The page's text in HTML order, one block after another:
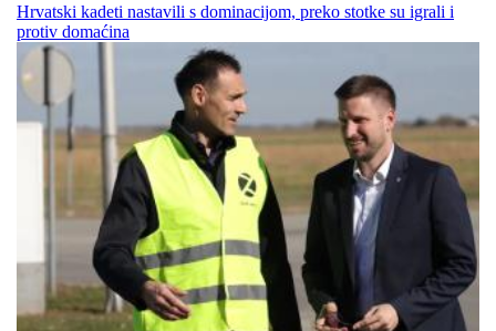
Hrvatski kadeti nastavili s dominacijom, preko stotke su igrali i
protiv domaćina